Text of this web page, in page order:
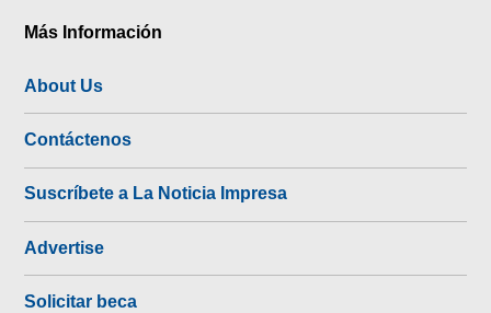
Más Información
About Us
Contáctenos
Suscríbete a La Noticia Impresa
Advertise
Solicitar beca